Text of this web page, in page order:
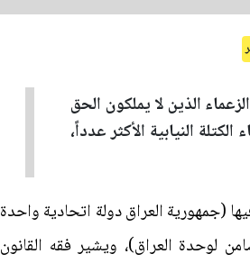
الذين لا يملكون الحق
النيابية الأكثر عدداً،
من الدستور النافذ، والتي جاء فيها (جمهورية العراق دولة اتحادية واحدة
لوحدة العراق)، ويشير فقه القانون